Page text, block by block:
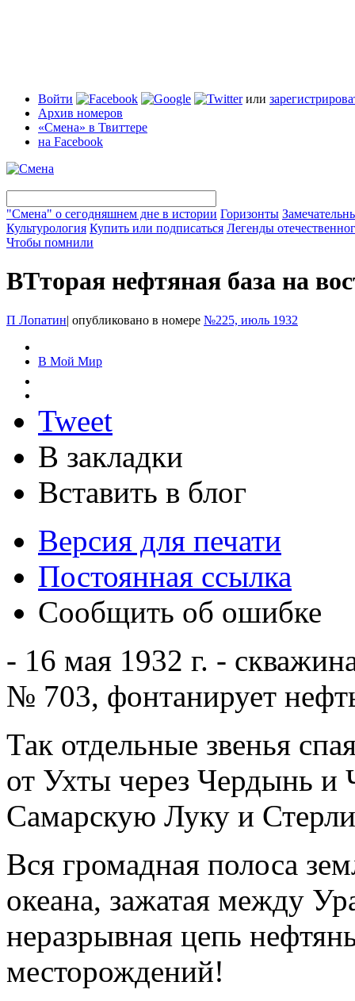
Войти или
Архив номеров
«Смена» в Твиттере
на Facebook
"Смена" о сегодняшнем дне в истории Горизонты
Культурология Купить или подписаться Легенды
Чтобы помнили
ВТторая нефтяная база на
П Лопатин| опубликовано в номере №225, июль 1932
В Мой Мир
Tweet
В закладки
Вставить в блог
Версия для печати
Постоянная ссылка
Сообщить об ошибке
- 16 мая 1932 г. -
№ 703, фонтанирует
Так отдельные звенья
от Ухты через Чердынь и
Самарскую Луку и
Вся громадная полоса
океана, зажатая между
неразрывная цепь
месторождений!